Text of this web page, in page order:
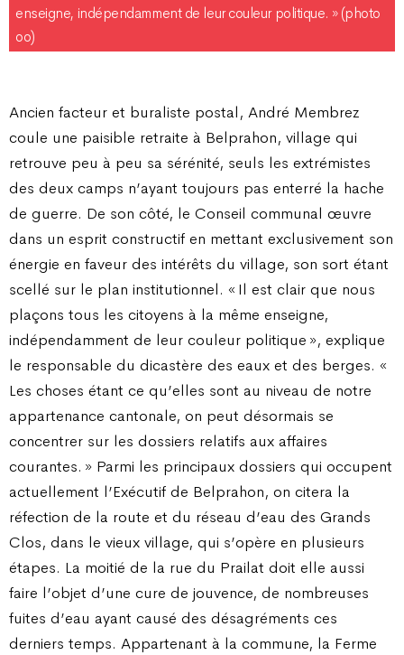
enseigne, indépendamment de leur couleur politique. » (photo
oo)
Ancien facteur et buraliste postal, André Membrez
coule une paisible retraite à Belprahon, village qui
retrouve peu à peu sa sérénité, seuls les extrémistes
des deux camps n’ayant toujours pas enterré la hache
de guerre. De son côté, le Conseil communal œuvre
dans un esprit constructif en mettant exclusivement son
énergie en faveur des intérêts du village, son sort étant
scellé sur le plan institutionnel. « Il est clair que nous
plaçons tous les citoyens à la même enseigne,
indépendamment de leur couleur politique », explique
le responsable du dicastère des eaux et des berges. «
Les choses étant ce qu’elles sont au niveau de notre
appartenance cantonale, on peut désormais se
concentrer sur les dossiers relatifs aux affaires
courantes. » Parmi les principaux dossiers qui occupent
actuellement l’Exécutif de Belprahon, on citera la
réfection de la route et du réseau d’eau des Grands
Clos, dans le vieux village, qui s’opère en plusieurs
étapes. La moitié de la rue du Prailat doit elle aussi
faire l’objet d’une cure de jouvence, de nombreuses
fuites d’eau ayant causé des désagréments ces
derniers temps. Appartenant à la commune, la Ferme